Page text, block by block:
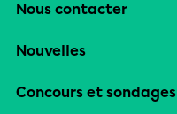
Nous contacter
Nouvelles
Concours et sondages